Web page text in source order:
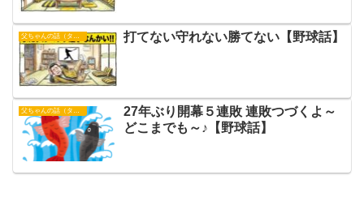
父ちゃんの話（タイガース） 打てない守れない勝てない【野球話】
父ちゃんの話（タイガース）
27年ぶり開幕５連敗 連敗つづくよ～
どこまでも～♪【野球話】